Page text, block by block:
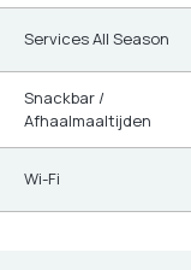
Services All Season
Snackbar /
Afhaalmaaltijden
Wi-Fi